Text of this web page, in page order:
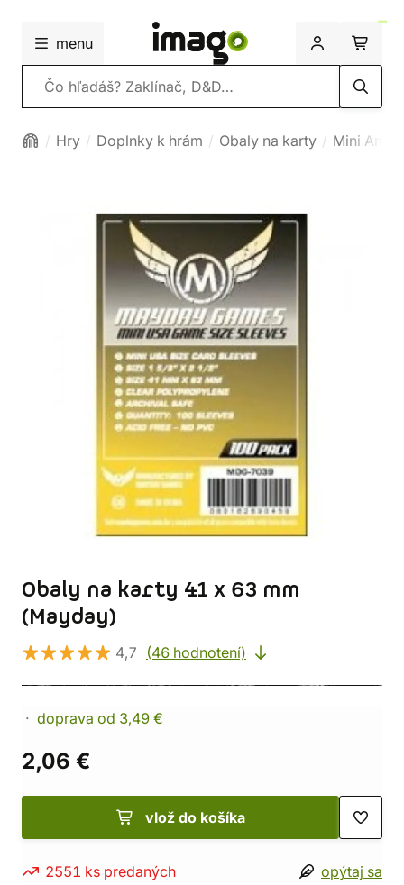
menu
Vyhľadávanie
Hry Doplnky k hrám Obaly na karty Mini
Obaly na karty 41 x 63 mm
(Mayday)
4,7 (46 hodnotení)
doprava od 3,49 €
2,06 €
vlož do košíka
2551 ks predaných opýtaj sa